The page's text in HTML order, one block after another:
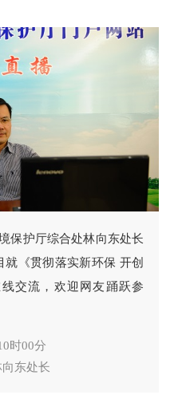
保护厅综合处林向东处长
《贯彻落实新环保 开创
交流，欢迎网友踊跃参
时00分
东处长